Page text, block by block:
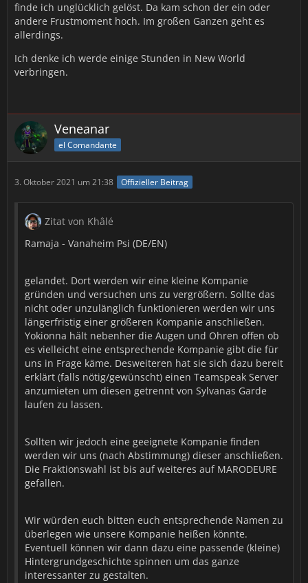
finde ich unglücklich gelöst. Da kam schon der ein oder
andere Frustmoment hoch. Im großen Ganzen geht es
allerdings.
Ich denke ich werde einige Stunden in New World
verbringen.
Veneanar
el Comandante
3. Oktober 2021 um 21:38 Offizieller Beitrag
Zitat von Khâlé
Ramaja - Vanaheim Psi (DE/EN)
gelandet. Dort werden wir eine kleine Kompanie
gründen und versuchen uns zu vergrößern. Sollte das
nicht oder unzulänglich funktionieren werden wir uns
längerfristig einer größeren Kompanie anschließen.
Yokionna hält nebenher die Augen und Ohren offen ob
es vielleicht eine entsprechende Kompanie gibt die für
uns in Frage käme. Desweiteren hat sie sich dazu bereit
erklärt (falls nötig/gewünscht) einen Teamspeak Server
anzumieten um diesen getrennt von Sylvanas Garde
laufen zu lassen.
Sollten wir jedoch eine geeignete Kompanie finden
werden wir uns (nach Abstimmung) dieser anschließen.
Die Fraktionswahl ist bis auf weiteres auf MARODEURE
gefallen.
Wir würden euch bitten euch entsprechende Namen zu
überlegen wie unsere Kompanie heißen könnte.
Eventuell können wir dann dazu eine passende (kleine)
Hintergrundgeschichte spinnen um das ganze
interessanter zu gestalten.